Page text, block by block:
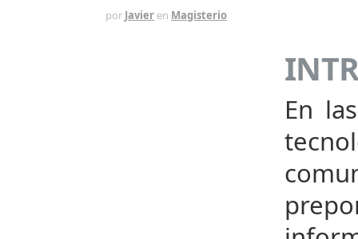
por Javier en Magisterio
En